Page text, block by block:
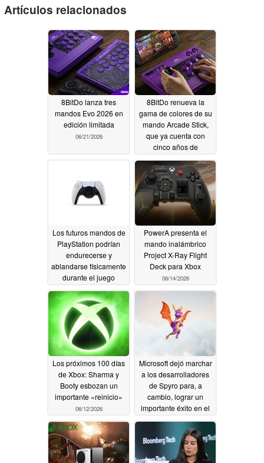
Artículos relacionados
8BitDo lanza tres
mandos Evo 2026 en
edición limitada
06/21/2026
8BitDo renueva la
gama de colores de su
mando Arcade Stick,
que ya cuenta con
cinco años de
06/19/2026
Los futuros mandos de
PlayStation podrían
endurecerse y
ablandarse físicamente
durante el juego
06/17/2026
PowerA presenta el
mando inalámbrico
Project X-Ray Flight
Deck para Xbox
06/14/2026
Los próximos 100 días
de Xbox: Sharma y
Booty esbozan un
importante «reinicio»
06/12/2026
Microsoft dejó marchar
a los desarrolladores
de Spyro para, a
cambio, lograr un
importante éxito en el
06/12/2026